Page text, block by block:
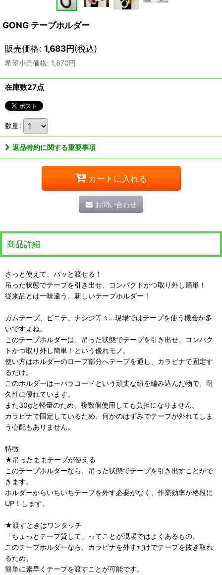
GONG テープホルダー
販売価格: 1,683円(税込)
希望小売価格: 1,870円
在庫数27点
数量:
返品特約に関する重要事項
カートに入れる
お問い合わせ
商品詳細
さっと使えて、パッと渡せる！
吊った状態でテープを引き出せ、コンパクトかつ取り外し簡単！
従来品とは一味違う、新しいテープホルダー！
ガムテープ、ビニテ、ナシジ等々…現場ではテープを使う機会が多
いですよね。
このテープホルダーは、吊った状態でテープを引き出せ、コンパク
トかつ取り外し簡単！という優れモノ。
使い方はホルダーのロープ部分へテープを通し、カラビナで固定す
るだけ。
このホルダーはーパラコードという頑丈な紐を編み込んだ物で、耐
久性に優れています。
また30gと軽量のため、複数個使用しても負担になりません。
カラビナで固定しているため、何かのはずみでテープが外れてしま
う心配もありません。
特徴
★吊ったままテープが使える
このテープホルダーなら、吊った状態でテープを引き出すことがで
きます。
ホルダーからいちいちテープを外す必要がなく、作業効率が格段に
UP！します。
★渡すときはワンタッチ
「ちょっとテープ貸して」ってことが現場ではよくあるもの。
このテープホルダーなら、カラビナを外すだけでテープを抜き取れ
るため、
簡単に素早くテープを渡すことが可能です。